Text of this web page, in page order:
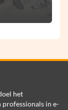
het
in e-